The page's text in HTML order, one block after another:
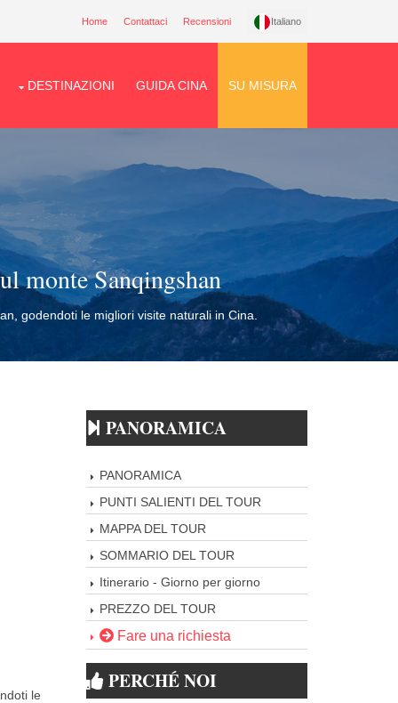
Home Contattaci Recensioni Italiano
DESTINAZIONI GUIDA CINA SU MISURA
monte Sanqingshan
godendoti le migliori visite naturali in Cina.
le
PANORAMICA
PANORAMICA
PUNTI SALIENTI DEL TOUR
MAPPA DEL TOUR
SOMMARIO DEL TOUR
Itinerario - Giorno per giorno
PREZZO DEL TOUR
Fare una richiesta
PERCHÉ NOI